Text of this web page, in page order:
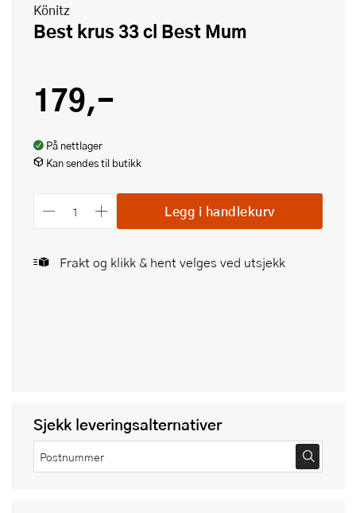
Könitz
Best krus 33 cl Best Mum
179,-
På nettlager
Kan sendes til butikk
Legg i handlekurv
Frakt og klikk & hent velges ved utsjekk
Sjekk leveringsalternativer